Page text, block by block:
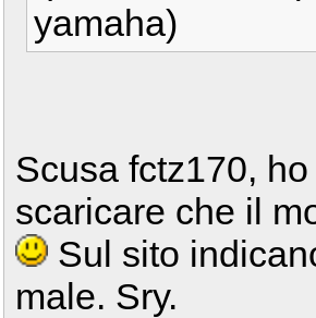
yamaha)
Scusa fctz170,
scaricare che il
Sul sito
male. Sry.